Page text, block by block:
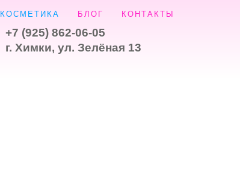
КОСМЕТИКА БЛОГ КОНТАКТЫ
+7 (925) 862-06-05
г. Химки, ул. Зелёная 13